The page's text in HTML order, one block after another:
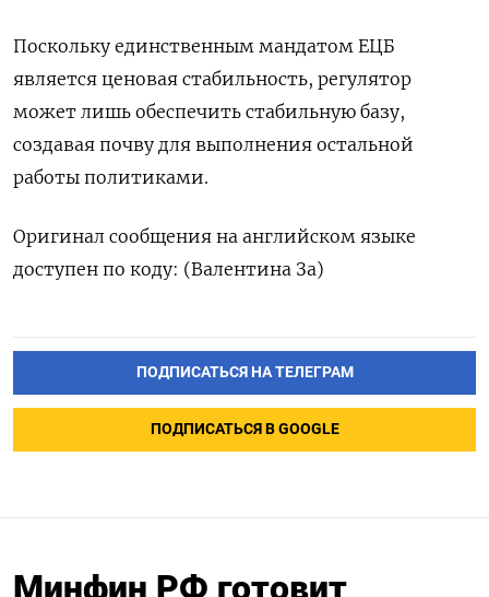
Поскольку единственным мандатом ЕЦБ
является ценовая стабильность, регулятор
может лишь обеспечить стабильную базу,
создавая почву для выполнения остальной
работы политиками.
Оригинал сообщения на английском языке
доступен по коду: (Валентина За)
ПОДПИСАТЬСЯ НА ТЕЛЕГРАМ
ПОДПИСАТЬСЯ В GOOGLE
Минфин РФ готовит